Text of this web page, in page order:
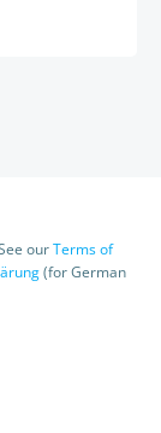
ourTerms of
(for German